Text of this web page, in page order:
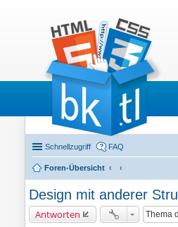
Schnellzugriff FAQ
Foren-Übersicht
Design mit anderer
Antworten